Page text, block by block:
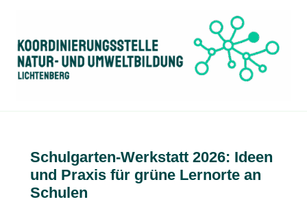
springen
Schulgarten-Werkstatt 2026: Ideen
und Praxis für grüne Lernorte an
Schulen